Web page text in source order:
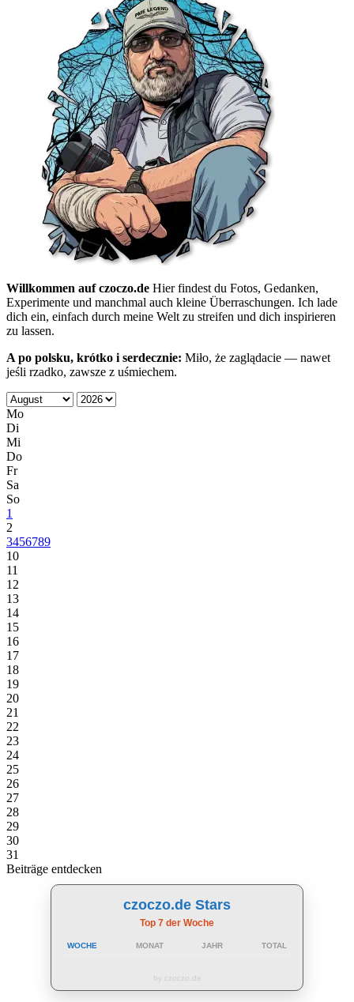
Willkommen auf czoczo.de Hier findest du Fotos, Gedanken,
Experimente und manchmal auch kleine Überraschungen. Ich lade
dich ein, einfach durch meine Welt zu streifen und dich inspirieren
zu lassen.
A po polsku, krótko i serdecznie: Miło, że zaglądacie — nawet
jeśli rzadko, zawsze z uśmiechem.
Mo
Di
Mi
Do
Fr
Sa
So
1
2
3456789
10
11
12
13
14
15
16
17
18
19
20
21
22
23
24
25
26
27
28
29
30
31
Beiträge entdecken
czoczo.de Stars
Top 7 der Woche
WOCHE MONAT JAHR TOTAL
by czoczo.de